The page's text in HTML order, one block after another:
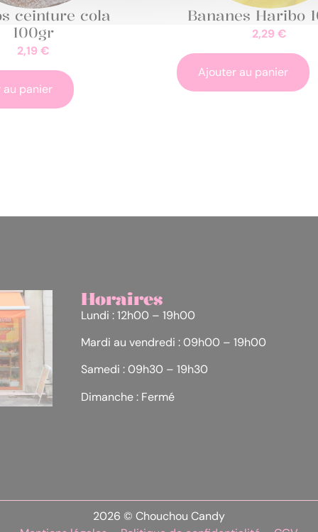
ceinture cola
100gr
2,19€
panier
Bananes Haribo
2,29€
Ajouter au panier
Horaires
Lundi : 12h00 – 19h00
Mardi au vendredi : 09h00 – 19h00
Samedi : 09h30 – 19h30
Dimanche : Fermé
2026 © Chouchou Candy